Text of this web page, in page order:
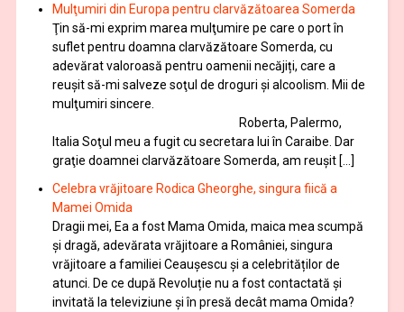
Mulţumiri din Europa pentru clarvăzătoarea Somerda
Ţin să-mi exprim marea mulţumire pe care o port în
suflet pentru doamna clarvăzătoare Somerda, cu
adevărat valoroasă pentru oamenii necăjiți, care a
reuşit să-mi salveze soţul de droguri și alcoolism. Mii de
mulţumiri sincere.
Roberta, Palermo,
Italia Soţul meu a fugit cu secretara lui în Caraibe. Dar
graţie doamnei clarvăzătoare Somerda, am reuşit […]
Celebra vrăjitoare Rodica Gheorghe, singura fiică a
Mamei Omida
Dragii mei, Ea a fost Mama Omida, maica mea scumpă
și dragă, adevărata vrăjitoare a României, singura
vrăjitoare a familiei Ceaușescu și a celebrităților de
atunci. De ce după Revoluție nu a fost contactată și
invitată la televiziune și în presă decât mama Omida?